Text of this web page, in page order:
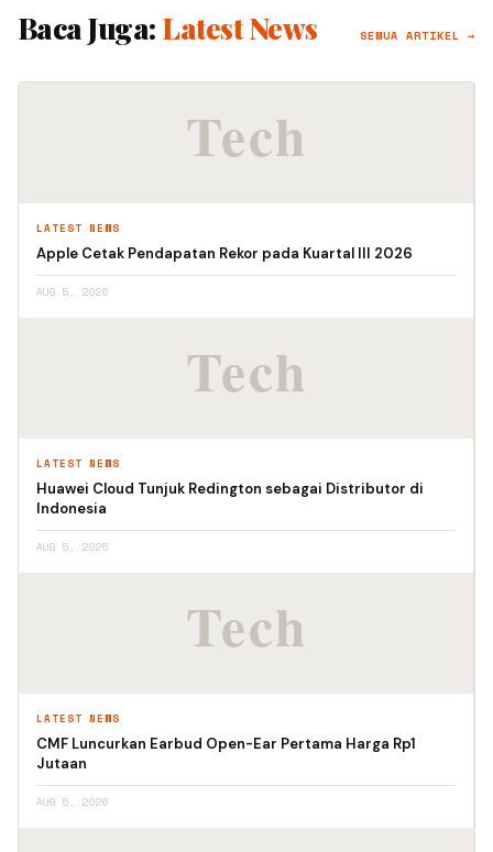
Baca Juga: Latest News SEMUA ARTIKEL →
LATEST NEWS
Apple Cetak Pendapatan Rekor pada Kuartal III 2026
AUG 5, 2026
LATEST NEWS
Huawei Cloud Tunjuk Redington sebagai Distributor di
Indonesia
AUG 5, 2026
LATEST NEWS
CMF Luncurkan Earbud Open-Ear Pertama Harga Rp1
Jutaan
AUG 5, 2026